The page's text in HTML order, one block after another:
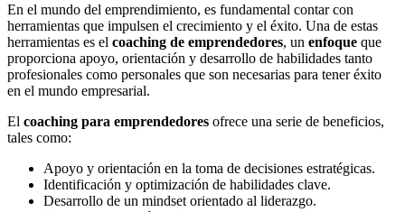
En el mundo del emprendimiento, es fundamental contar con
herramientas que impulsen el crecimiento y el éxito. Una de estas
herramientas es el coaching de emprendedores, un enfoque que
proporciona apoyo, orientación y desarrollo de habilidades tanto
profesionales como personales que son necesarias para tener éxito
en el mundo empresarial.
El coaching para emprendedores ofrece una serie de beneficios,
tales como:
Apoyo y orientación en la toma de decisiones estratégicas.
Identificación y optimización de habilidades clave.
Desarrollo de un mindset orientado al liderazgo.